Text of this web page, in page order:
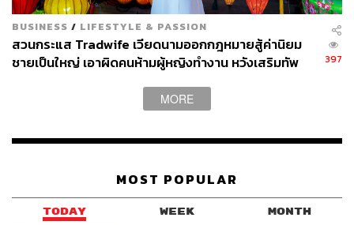
BUSINESS / LIFESTYLE & PASSION
สวนกระแส Tradwife เวียดนามออกกฎหมายสู้ค่านิยม
ชายเป็นใหญ่ เอาผิดคนห้ามผู้หญิงทำงาน หวังเสริมทัพ
397
MORE
MOST POPULAR
TODAY WEEK MONTH